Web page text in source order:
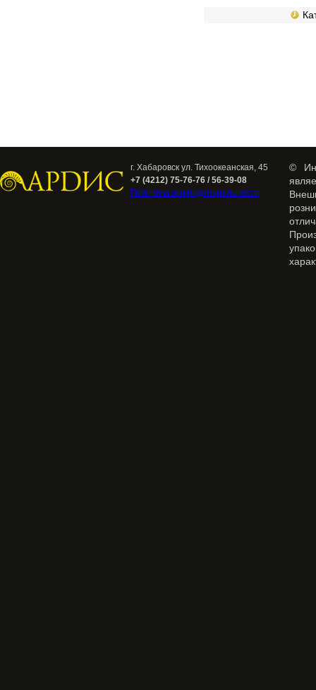
г. Хабаровск ул. Тихоокеанская, 45
+7 (4212) 75-76-76 / 56-39-08
Политика конфиденциальности
©